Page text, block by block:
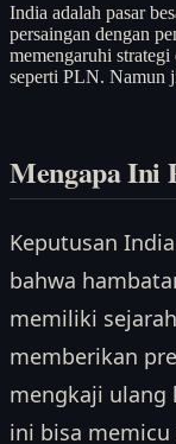
India adalah pasar
persaingan dengan
memengaruhi
seperti PLN. Namun
Mengapa Ini
Keputusan
bahwa
memiliki
memberikan
mengkaji ulang
ini bisa